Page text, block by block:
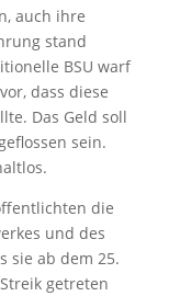
auch ihre
stand
BSU warf
dass diese
Das Geld soll
sein.
die
und des
sie ab dem 25.
getreten